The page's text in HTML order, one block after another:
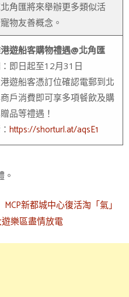
角匯將來舉辦更多類似活
物友善概念。
遊船客購物禮遇@北角匯
即日起至12月31日
遊船客憑訂位確認電郵到北
戶消費即可享多項餐飲及購
品等禮遇！
https://shorturl.at/aqsE1
MCP新都城中心復活淘「氣」
樂區盡情放電